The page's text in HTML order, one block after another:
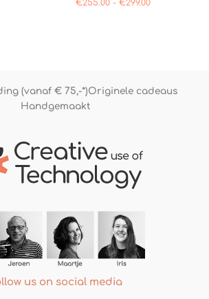
€255.00 - €299.00
(vanaf € 75,-*)Originele cadeaus
Handgemaakt
us on social media